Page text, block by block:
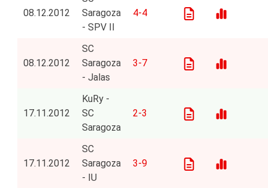
08.12.2012
Saragoza
- SPV II
4-4
08.12.2012
SC
Saragoza
- Jalas
3-7
17.11.2012
KuRy -
SC
Saragoza
2-3
17.11.2012
SC
Saragoza
- IU
3-9